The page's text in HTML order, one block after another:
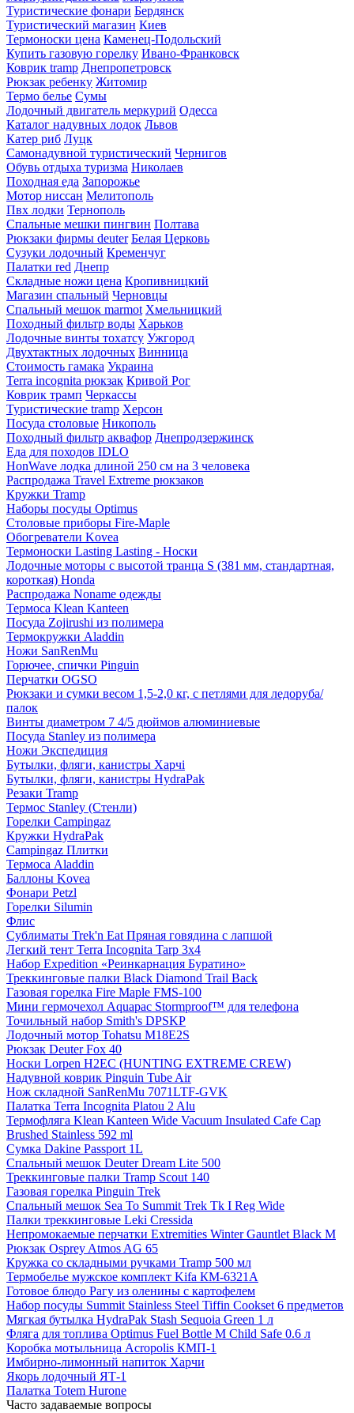
Туристические фонари Бердянск
Туристический магазин Киев
Термоноски цена Каменец-Подольский
Купить газовую горелку Ивано-Франковск
Коврик tramp Днепропетровск
Рюкзак ребенку Житомир
Термо белье Сумы
Лодочный двигатель меркурий Одесса
Каталог надувных лодок Львов
Катер риб Луцк
Самонадувной туристический Чернигов
Обувь отдыха туризма Николаев
Походная еда Запорожье
Мотор ниссан Мелитополь
Пвх лодки Тернополь
Спальные мешки пингвин Полтава
Рюкзаки фирмы deuter Белая Церковь
Сузуки лодочный Кременчуг
Палатки red Днепр
Складные ножи цена Кропивницкий
Магазин спальный Черновцы
Спальный мешок marmot Хмельницкий
Походный фильтр воды Харьков
Лодочные винты тохатсу Ужгород
Двухтактных лодочных Винница
Стоимость гамака Украина
Terra incognita рюкзак Кривой Рог
Коврик трамп Черкассы
Туристические tramp Херсон
Посуда столовые Никополь
Походный фильтр аквафор Днепродзержинск
Еда для походов IDLO
HonWave лодка длиной 250 см на 3 человека
Распродажа Travel Extreme рюкзаков
Кружки Tramp
Наборы посуды Optimus
Столовые приборы Fire-Maple
Обогреватели Kovea
Термоноски Lasting Lasting - Носки
Лодочные моторы с высотой транца S (381 мм, стандартная,
короткая) Honda
Распродажа Noname одежды
Термоса Klean Kanteen
Посуда Zojirushi из полимера
Термокружки Aladdin
Ножи SanRenMu
Горючее, спички Pinguin
Перчатки OGSO
Рюкзаки и сумки весом 1,5-2,0 кг, с петлями для ледоруба/
палок
Винты диаметром 7 4/5 дюймов алюминиевые
Посуда Stanley из полимера
Ножи Экспедиция
Бутылки, фляги, канистры Харчі
Бутылки, фляги, канистры HydraPak
Резаки Tramp
Термос Stanley (Стенли)
Горелки Campingaz
Кружки HydraPak
Campingaz Плитки
Термоса Aladdin
Баллоны Kovea
Фонари Petzl
Горелки Silumin
Флис
Сублиматы Trek'n Eat Пряная говядина с лапшой
Легкий тент Terra Incognita Tarp 3x4
Набор Expedition «Реинкарнация Буратино»
Треккинговые палки Black Diamond Trail Back
Газовая горелка Fire Maple FMS-100
Мини гермочехол Aquapac Stormproof™ для телефона
Точильный набор Smith's DPSKP
Лодочный мотор Tohatsu M18Е2S
Рюкзак Deuter Fox 40
Носки Lorpen H2EC (HUNTING EXTREME CREW)
Надувной коврик Pinguin Tube Air
Нож складной SanRenMu 7071LTF-GVK
Палатка Terra Incognita Platou 2 Alu
Термофляга Klean Kanteen Wide Vacuum Insulated Cafe Cap
Brushed Stainless 592 ml
Сумка Dakine Passport 1L
Спальный мешок Deuter Dream Lite 500
Треккинговые палки Tramp Scout 140
Газовая горелка Pinguin Trek
Спальный мешок Sea To Summit Trek Tk I Reg Wide
Палки треккинговые Leki Cressida
Непромокаемые перчатки Extremities Winter Gauntlet Black M
Рюкзак Osprey Atmos AG 65
Кружка со складными ручками Tramp 500 мл
Термобелье мужское комплект Kifa КМ-6321А
Готовое блюдо Рагу из оленины с картофелем
Набор посуды Summit Stainless Steel Tiffin Cookset 6 предметов
Мягкая бутылка HydraPak Stash Sequoia Green 1 л
Фляга для топлива Optimus Fuel Bottle M Child Safe 0.6 л
Коробка мотыльница Acropolis КМП-1
Имбирно-лимонный напиток Харчи
Якорь лодочный ЯТ-1
Палатка Totem Hurone
Часто задаваемые вопросы